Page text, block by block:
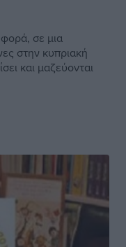
σε μια
στην κυπριακή
και μαζεύονται